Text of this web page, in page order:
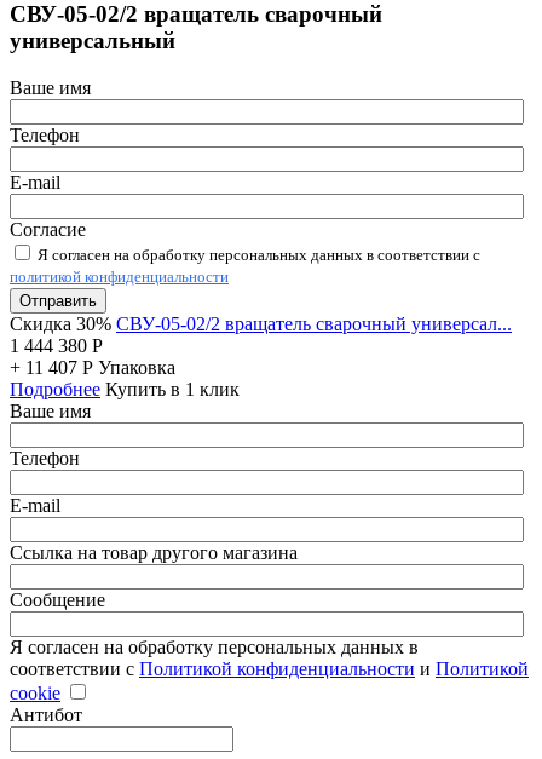
СВУ-05-02/2 вращатель сварочный
универсальный
Ваше имя
Телефон
E-mail
Согласие
Я согласен на обработку персональных данных в соответствии с
политикой конфиденциальности
Отправить
Скидка 30% СВУ-05-02/2 вращатель сварочный универсал...
1 444 380 Р
+ 11 407 Р Упаковка
Подробнее Купить в 1 клик
Ваше имя
Телефон
E-mail
Ссылка на товар другого магазина
Сообщение
Я согласен на обработку персональных данных в
соответствии с Политикой конфиденциальности и Политикой
cookie
Антибот